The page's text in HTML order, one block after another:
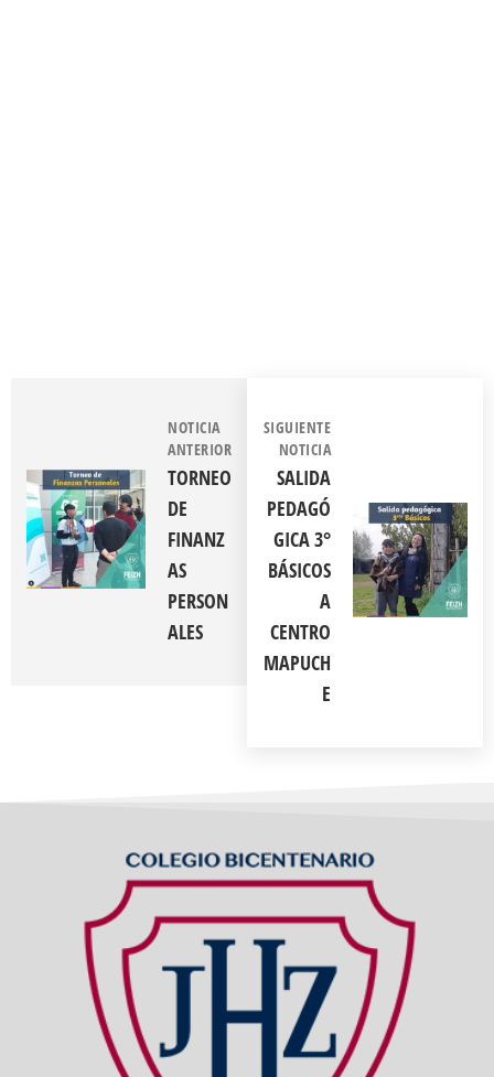
NOTICIA
ANTERIOR
TORNEO
DE
FINANZ
AS
PERSON
ALES
SIGUIENTE
NOTICIA
SALIDA
PEDAGÓ
GICA 3°
BÁSICOS
A
CENTRO
MAPUCH
E